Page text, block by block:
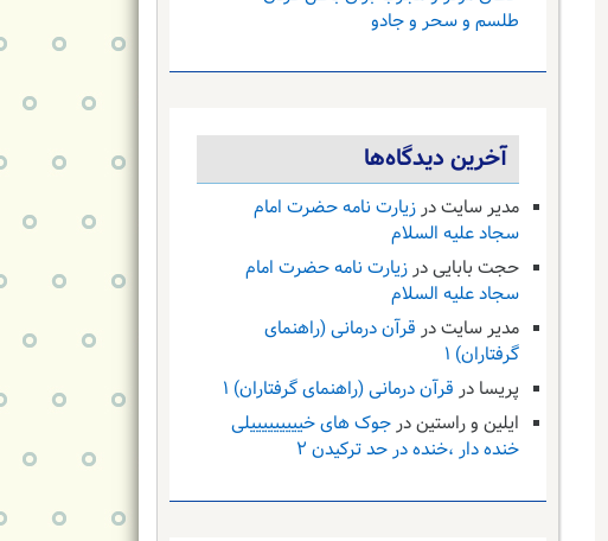
طلسم و سحر و جادو
آخرین دیدگاه‌ها
مدیر سایتدرزیارت نامه حضرت امام
سجاد علیه السلام
حجت باباییدرزیارت نامه حضرت امام
سجاد علیه السلام
مدیر سایتدر قرآن درمانی (راهنمای
گرفتاران) ۱
پریسا در قرآن درمانی (راهنمای گرفتاران) ۱
ایلین و راستیندرجوک های خیییییییییلی
خنده دار ،خنده در حد ترکیدن ۲